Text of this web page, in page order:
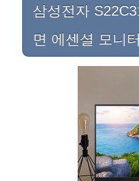
삼성전자
면 에센셜 모니